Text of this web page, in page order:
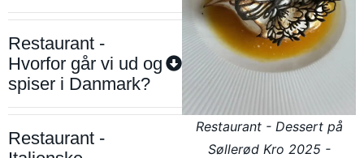
Restaurant -
Hvorfor går vi ud og
spiser i Danmark?
Restaurant -
Restaurant - Dessert på
Søllerød Kro 2025 -